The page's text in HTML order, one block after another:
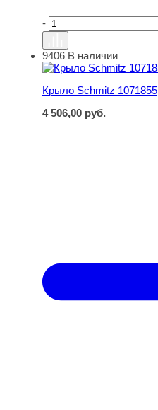
-
Крыло Schmitz 1071855
9406 В наличии
Крыло Schmitz 1071855
4 506,00 руб.